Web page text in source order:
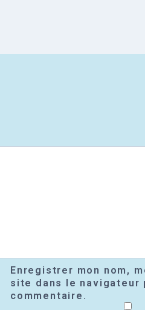
Enregistrer mon nom,
site dans le navigateur
commentaire.